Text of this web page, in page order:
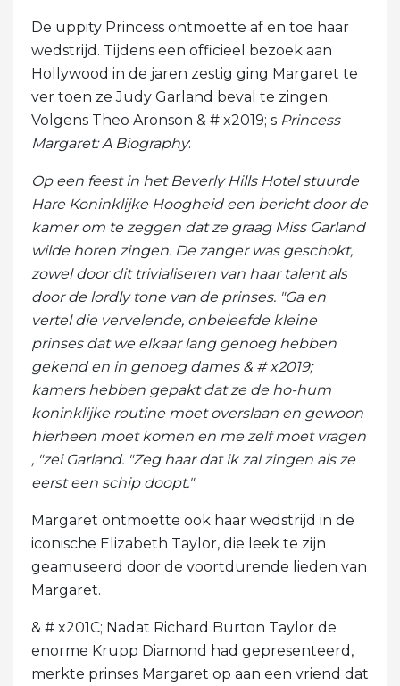
De uppity Princess ontmoette af en toe haar
wedstrijd. Tijdens een officieel bezoek aan
Hollywood in de jaren zestig ging Margaret te
ver toen ze Judy Garland beval te zingen.
Volgens Theo Aronson & # x2019; s Princess
Margaret: A Biography:
Op een feest in het Beverly Hills Hotel stuurde
Hare Koninklijke Hoogheid een bericht door de
kamer om te zeggen dat ze graag Miss Garland
wilde horen zingen. De zanger was geschokt,
zowel door dit trivialiseren van haar talent als
door de lordly tone van de prinses. "Ga en
vertel die vervelende, onbeleefde kleine
prinses dat we elkaar lang genoeg hebben
gekend en in genoeg dames & # x2019;
kamers hebben gepakt dat ze de ho-hum
koninklijke routine moet overslaan en gewoon
hierheen moet komen en me zelf moet vragen
, "zei Garland. "Zeg haar dat ik zal zingen als ze
eerst een schip doopt."
Margaret ontmoette ook haar wedstrijd in de
iconische Elizabeth Taylor, die leek te zijn
geamuseerd door de voortdurende lieden van
Margaret.
& # x201C; Nadat Richard Burton Taylor de
enorme Krupp Diamond had gepresenteerd,
merkte prinses Margaret op aan een vriend dat